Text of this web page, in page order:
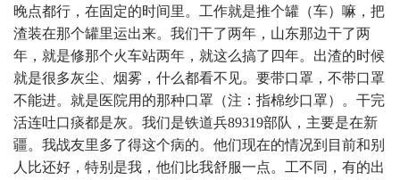
晚点都行，在固定的时间里。工作就是推个罐（车）嘛，把
渣装在那个罐里运出来。我们干了两年，山东那边干了两
年，就是修那个火车站两年，就这么搞了四年。出渣的时候
就是很多灰尘、烟雾，什么都看不见。要带口罩，不带口罩
不能进。就是医院用的那种口罩（注：指棉纱口罩）。干完
活连吐口痰都是灰。我们是铁道兵89319部队，主要是在新
疆。我战友里多了得这个病的。他们现在的情况到目前和别
人比还好，特别是我，他们比我舒服一点。工不同，有的出